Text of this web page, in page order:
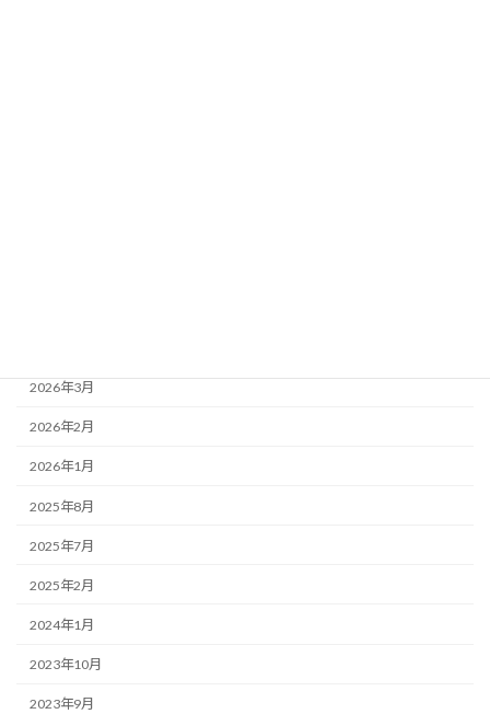
2026年3月
2026年2月
2026年1月
2025年8月
2025年7月
2025年2月
2024年1月
2023年10月
2023年9月